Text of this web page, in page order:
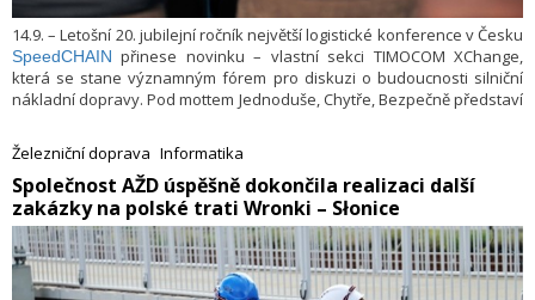
14.9. – Letošní 20. jubilejní ročník největší logistické konference v Česku
SpeedCHAIN přinese novinku – vlastní sekci TIMOCOM XChange,
která se stane významným fórem pro diskuzi o budoucnosti silniční
nákladní dopravy. Pod mottem Jednoduše, Chytře, Bezpečně představí
komplexní pohled na klíčová témata, která aktuálně řeší celý
logistický trh.
Železniční doprava Informatika
​Společnost AŽD úspěšně dokončila realizaci další
zakázky na polské trati Wronki – Słonice